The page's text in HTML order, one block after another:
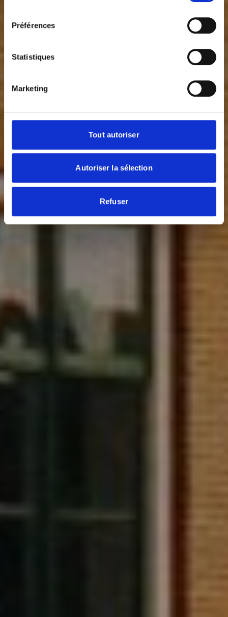
Préférences
Statistiques
Marketing
Tout autoriser
Autoriser la sélection
Refuser